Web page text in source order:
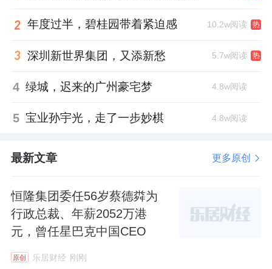
可达钱江新城。
立体出行
这种“快速路+地铁”的立体交通结构，让业主可
告别拥堵焦虑。
榜单结论：交通维度的硬核实力
在克而瑞好房点评
年度过半，碧桂园带着紧迫感 10.2w阅读 热
深圳新世界集团，又添新愁 5.7w阅读 热
4 绿城，迟来的广州豪宅梦 4.8w阅读
5 宝业孙宇光，走了一步妙棋 4.8w阅读
最新文章 更多原创
恒隆集团委任56岁蔡德粦为
行政总裁、年薪2052万港
元，曾任星巴克中国CEO
原创 乐居财经 刚刚